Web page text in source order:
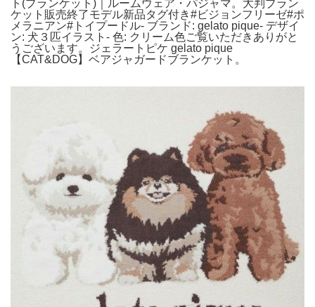
ト(ブランケット)｜ルームウェア・パジャマ。大判ブラン
ケット販売終了モデル新品タグ付き#ビジョンフリーゼ#ポ
メラニアン#トイプードル- ブランド: gelato pique- デザイ
ン: 犬３匹イラスト- 色: クリーム色ご覧いただきありがと
うございます。ジェラートピケ gelato pique
【CAT&DOG】ベアジャガードブランケット。